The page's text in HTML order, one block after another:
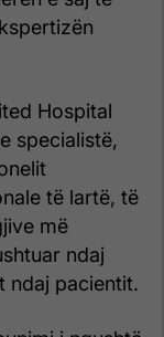
Hospital
specialistë,
të lartë, të
më
ndaj
ndaj pacientit.